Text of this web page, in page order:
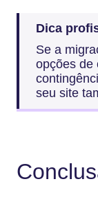
Dica
Se a
opções de
seu site